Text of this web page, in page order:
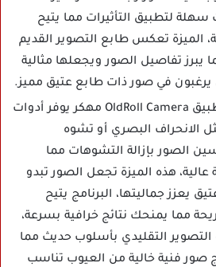
سهلة لتطبيق التأثيرات مما يتيح
الميزة تعكس طابع التصوير القديم
يبرز تفاصيل الصور ويجعلها مثالية
يرغبون في صور ذات طابع عتيق مميز.
تطبيق OldRoll Camera مهكر يوفر أدوات
الانحراف البصري أو تشوه
الصور بإزالة التشوهات مما
هذه الميزة تجعل الصور تبدو
يعزز جماليتها، البرنامج يتيح
مما يمنحك نتائج خرافية بسرعة،
التقليدي بأسلوب حديث مما
صور فنية خالية من العيوب تناسب